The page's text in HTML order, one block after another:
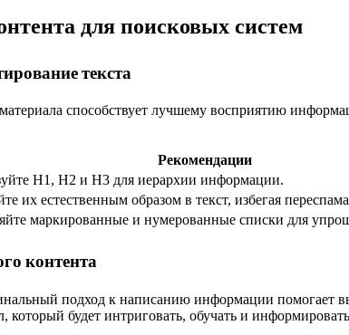
для поисковых систем
текста
способствует лучшему восприятию
Рекомендации
H1, H2 и H3 для иерархии информации.
их естественным образом в текст, избегая
маркированные и нумерованные списки для
контента
подход к написанию информации помогает
который будет интриговать, обучать и